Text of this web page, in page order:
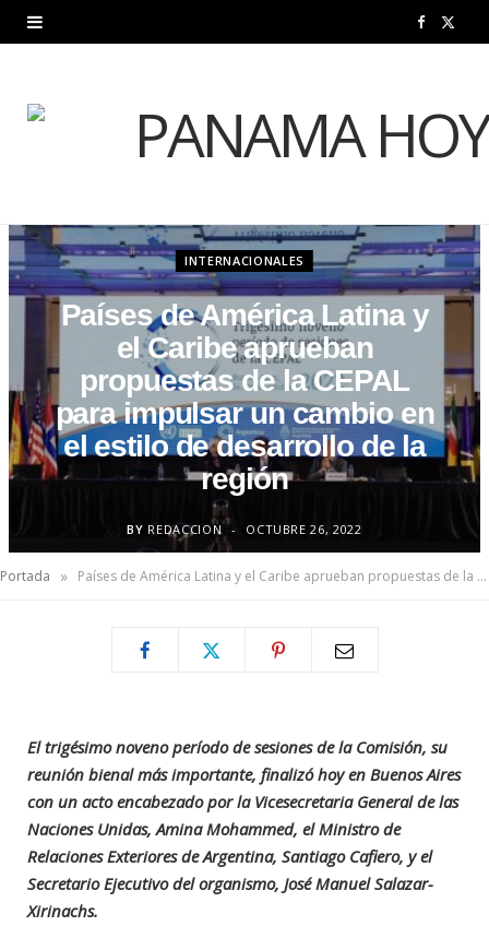
F
e
o
o
w
t
t
r
INTERNACIONALES
Países de América Latina y
el Caribe aprueban
propuestas de la CEPAL
para impulsar un cambio en
el estilo de desarrollo de la
región
BY REDACCION OCTUBRE 26, 2022
Portada » Países de América Latina y el Caribe aprueban propuestas de la CEPAL para impulsar un cambio en el estilo de desarrollo de la región
El trigésimo noveno período de sesiones de la Comisión, su
reunión bienal más importante, finalizó hoy en Buenos Aires
con un acto encabezado por la Vicesecretaria General de las
Naciones Unidas, Amina Mohammed, el Ministro de
Relaciones Exteriores de Argentina, Santiago Cafiero, y el
Secretario Ejecutivo del organismo, José Manuel Salazar-
Xirinachs.